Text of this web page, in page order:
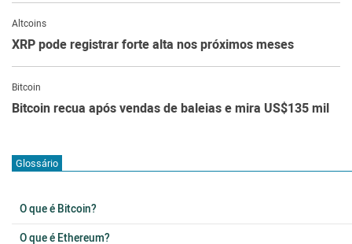
Altcoins
XRP pode registrar forte alta nos próximos meses
Bitcoin
Bitcoin recua após vendas de baleias e mira US$135 mil
Glossário
O que é Bitcoin?
O que é Ethereum?